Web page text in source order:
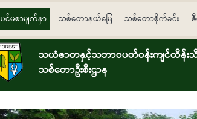
ပင်မစာမျက်နှာ သစ်တောနယ်မြေ သစ်တောစိုက်ခင်း
သယံဇာတနှင့်သဘာဝပတ်ဝန်းကျင်ထိန်းသိမ်
သစ်တောဦးစီးဌာန